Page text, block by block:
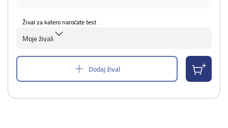
Žival za katero naročate test
Moje živali
Dodaj žival